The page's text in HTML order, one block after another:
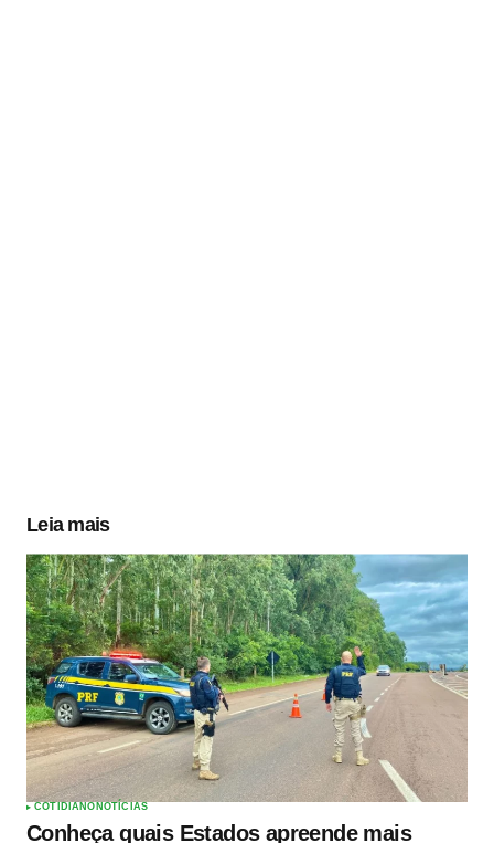
Leia mais
COTIDIANO NOTÍCIAS
Conheça quais Estados apreende mais